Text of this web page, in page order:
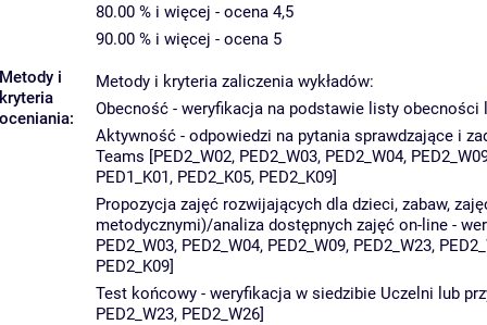
Metody i
kryteria
oceniania:
80.00 % i więcej - ocena 4,5
90.00 % i więcej - ocena 5
Metody i kryteria zaliczenia wykładów:
Obecność - weryfikacja na podstawie listy obecności
Aktywność - odpowiedzi na pytania sprawdzające i
Teams [PED2_W02, PED2_W03, PED2_W04,
PED1_K01, PED2_K05, PED2_K09]
Propozycja zajęć rozwijających dla dzieci, zabaw,
metodycznymi)/analiza dostępnych zajęć on-line -
PED2_W03, PED2_W04, PED2_W09, PED2_W23,
PED2_K09]
Test końcowy - weryfikacja w siedzibie Uczelni lub
PED2_W23, PED2_W26]